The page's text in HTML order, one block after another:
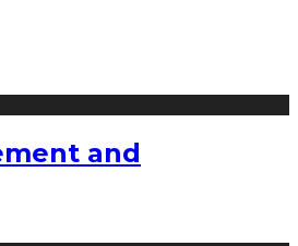
and